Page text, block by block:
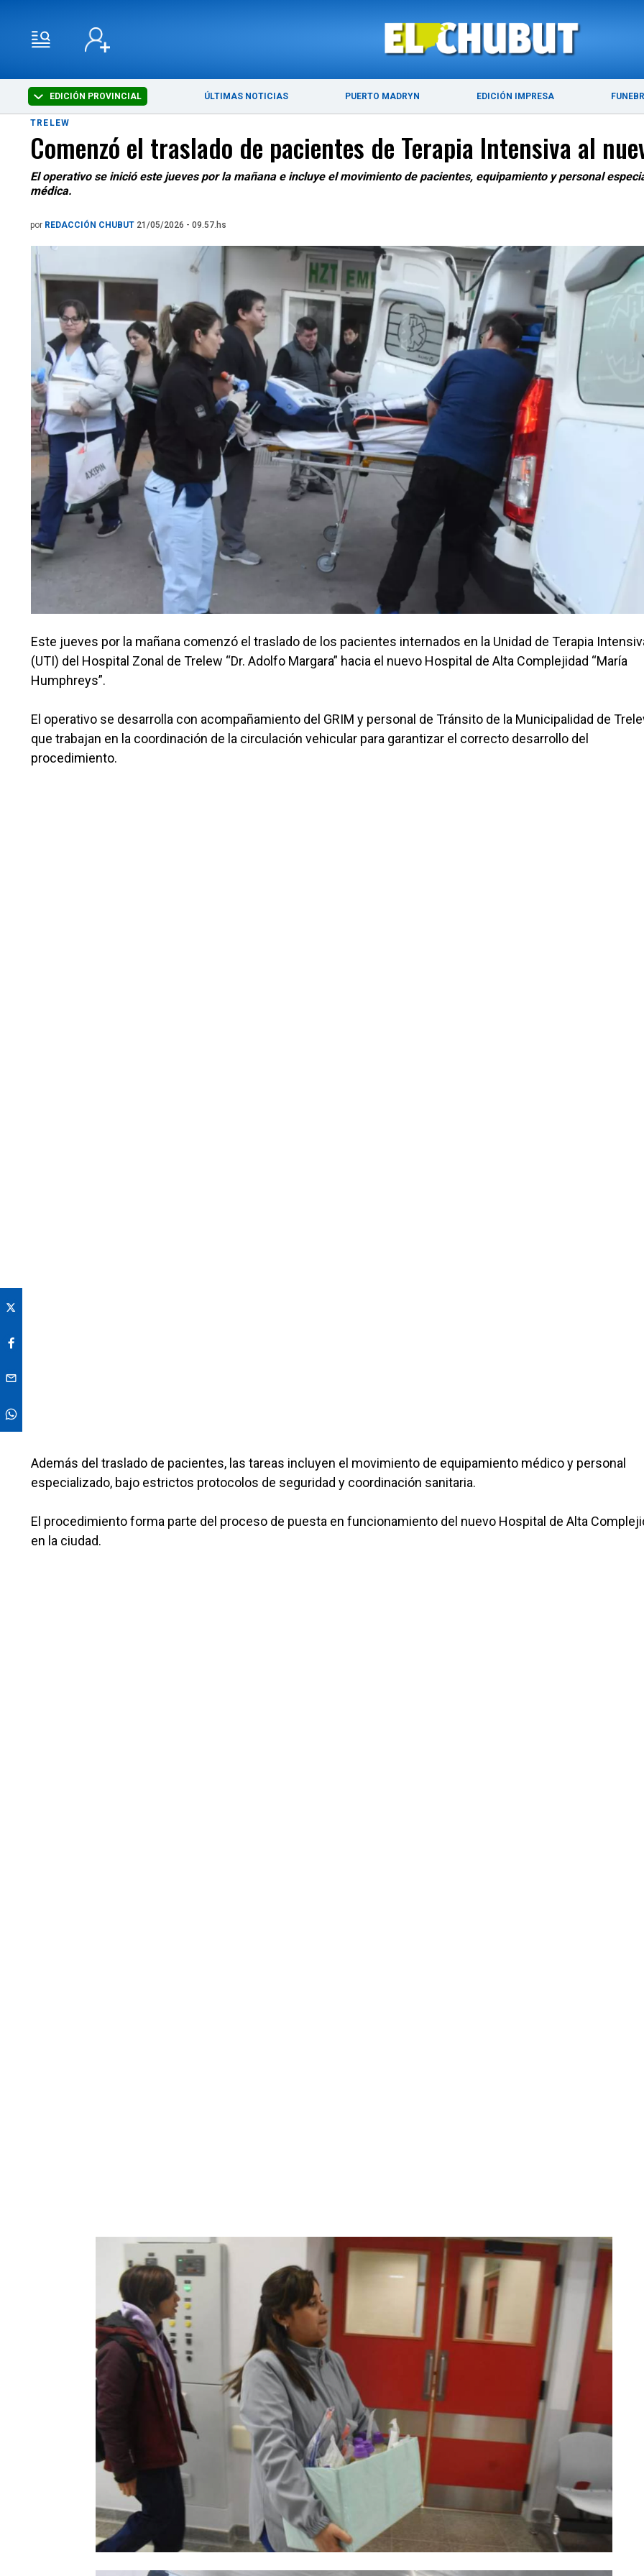
EDICIÓN PROVINCIAL ÚLTIMAS NOTICIAS PUERTO MADRYN EDICIÓN IMPRESA
ÚLTIMAS NOTICIAS PUERTO MADRYN
TRELEW
Comenzó el traslado de pacientes de Terapia Intensiva al
El operativo se inició este jueves por la mañana e incluye el movimiento de pacientes, equipamiento y personal
médica.
por REDACCIÓN CHUBUT 21/05/2026 - 09.57.hs
Este jueves por la mañana comenzó el traslado de los pacientes internados en la Unidad de Terapia
(UTI) del Hospital Zonal de Trelew “Dr. Adolfo Margara” hacia el nuevo Hospital de Alta Complejidad “María
Humphreys”.
El operativo se desarrolla con acompañamiento del GRIM y personal de Tránsito de la Municipalidad de
que trabajan en la coordinación de la circulación vehicular para garantizar el correcto desarrollo del
procedimiento.
Además del traslado de pacientes, las tareas incluyen el movimiento de equipamiento médico y personal
especializado, bajo estrictos protocolos de seguridad y coordinación sanitaria.
El procedimiento forma parte del proceso de puesta en funcionamiento del nuevo Hospital de Alta
en la ciudad.